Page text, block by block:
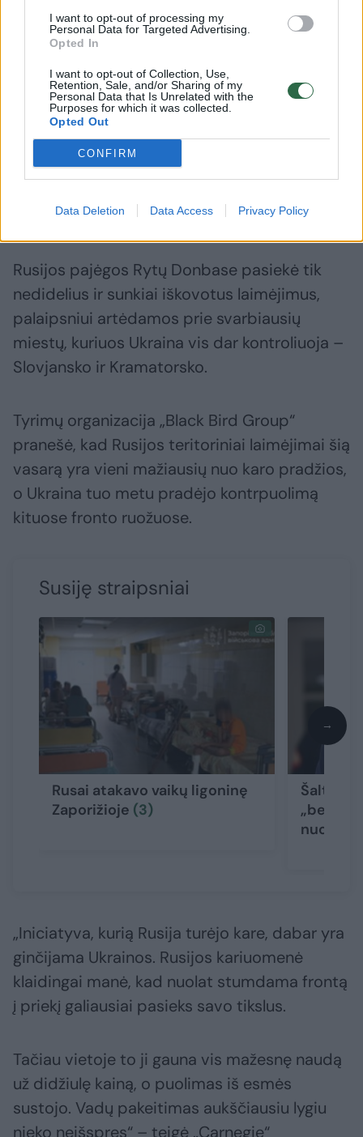
I want to opt-out of processing my
Personal Data for Targeted Advertising.
Opted In
I want to opt-out of Collection, Use,
Retention, Sale, and/or Sharing of my
Personal Data that Is Unrelated with the
Purposes for which it was collected.
Opted Out
CONFIRM
Data Deletion Data Access Privacy Policy
pasiekti proveržio, kurio siekia V. Putinas.
Rusijos pajėgos Rytų Donbase pasiekė tik
nedidelius ir sunkiai iškovotus laimėjimus,
palaipsniui artėdamos prie svarbiausių
miestų, kuriuos Ukraina vis dar kontroliuoja –
Slovjansko ir Kramatorsko.
Tyrimų organizacija „Black Bird Group“
pranešė, kad Rusijos teritoriniai laimėjimai šią
vasarą yra vieni mažiausių nuo karo pradžios,
o Ukraina tuo metu pradėjo kontrpuolimą
kituose fronto ruožuose.
Susiję straipsniai
Rusai atakavo vaikų ligoninę
Zaporižioje (3)
„beveik
→
„Iniciatyva, kurią Rusija turėjo kare, dabar yra
ginčijama Ukrainos. Rusijos kariuomenė
klaidingai manė, kad nuolat stumdama frontą
į priekį galiausiai pasieks savo tikslus.
Tačiau vietoje to ji gauna vis mažesnę naudą
už didžiulę kainą, o puolimas iš esmės
sustojo. Vadų pakeitimas aukščiausiu lygiu
nieko neišspręs“ – teigė „Carnegie“